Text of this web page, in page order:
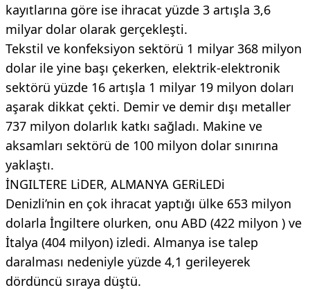
kayıtlarına göre ise ihracat yüzde 3 artışla 3,6
milyar dolar olarak gerçekleşti.
Tekstil ve konfeksiyon sektörü 1 milyar 368 milyon
dolar ile yine başı çekerken, elektrik-elektronik
sektörü yüzde 16 artışla 1 milyar 19 milyon doları
aşarak dikkat çekti. Demir ve demir dışı metaller
737 milyon dolarlık katkı sağladı. Makine ve
aksamları sektörü de 100 milyon dolar sınırına
yaklaştı.
İNGILTERE LiDER, ALMANYA GERiLEDi
Denizli’nin en çok ihracat yaptığı ülke 653 milyon
dolarla İngiltere olurken, onu ABD (422 milyon ) ve
İtalya (404 milyon) izledi. Almanya ise talep
daralması nedeniyle yüzde 4,1 gerileyerek
dördüncü sıraya düştü.